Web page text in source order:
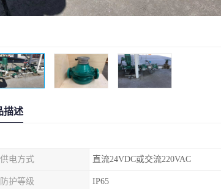
描述
供电方式 直流24VDC或交流220VAC
防护等级 IP65